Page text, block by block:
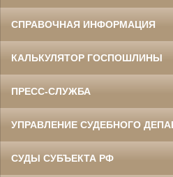
СПРАВОЧНАЯ ИНФОРМАЦИЯ
КАЛЬКУЛЯТОР ГОСПОШЛИНЫ
ПРЕСС-СЛУЖБА
УПРАВЛЕНИЕ СУДЕБНОГО
СУДЫ СУБЪЕКТА РФ